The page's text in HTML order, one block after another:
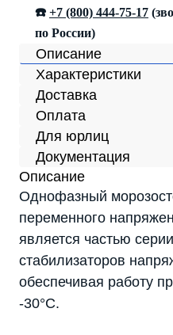
☎️ +7 (800) 444-75-17
по России)
Описание
Характеристики
Доставка
Оплата
Для юрлиц
Документация
Описание
Однофазный
переменного
является частью
стабилизаторов
обеспечивая работу
-30°C.